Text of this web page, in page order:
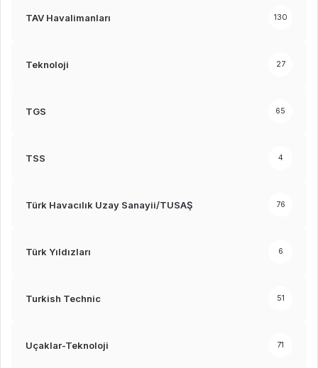
TAV Havalimanları 130
Teknoloji 27
TGS 65
TSS 4
Türk Havacılık Uzay Sanayii/TUSAŞ 76
Türk Yıldızları 6
Turkish Technic 51
Uçaklar-Teknoloji 71